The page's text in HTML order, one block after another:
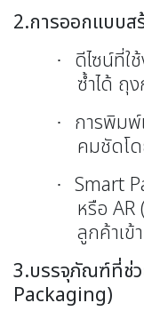
2.การออกแบบส
·
ดีไซน์ที่ใ
ซ้ำได้ ถุ
·
การพิม
คมชัดโ
· Smart
หรือ AR
ลูกค้าเ
3.บรรจุภัณฑ์ที่ช่ว
Packaging)